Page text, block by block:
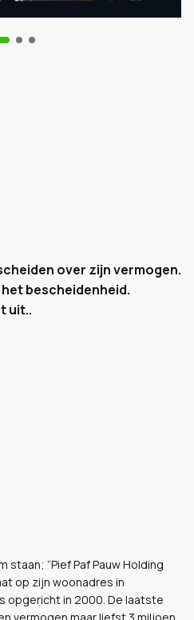
over zijn vermogen.
bescheidenheid.
uit..
staan; “Pief Paf Pauw Holding
op zijn woonadres in
opgericht in 2000. De laatste